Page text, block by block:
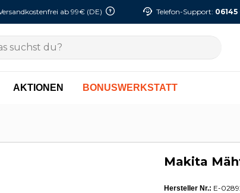
ab 99€ (DE) Telefon-Support: 06145
AKTIONEN BONUSWERKSTATT
Makita
Hersteller Nr.: E-